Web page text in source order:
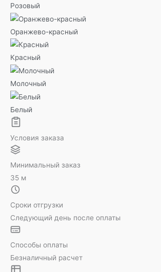
Розовый
Оранжево-красный
Красный
Молочный
Белый
Условия заказа
Минимальный заказ
35 м
Сроки отгрузки
Следующий день после оплаты
Способы оплаты
Безналичный расчет